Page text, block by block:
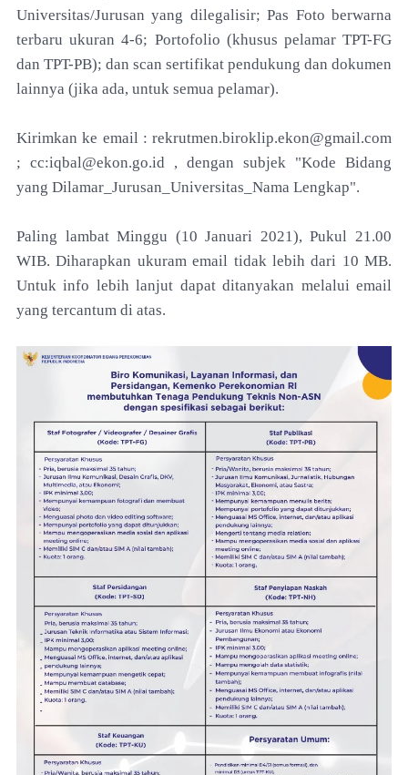
Universitas/Jurusan yang dilegalisir; Pas Foto berwarna
terbaru ukuran 4-6; Portofolio (khusus pelamar TPT-FG
dan TPT-PB); dan scan sertifikat pendukung dan dokumen
lainnya (jika ada, untuk semua pelamar).
Kirimkan ke email : rekrutmen.biroklip.ekon@gmail.com
; cc:iqbal@ekon.go.id , dengan subjek "Kode Bidang
yang Dilamar_Jurusan_Universitas_Nama Lengkap".
Paling lambat Minggu (10 Januari 2021), Pukul 21.00
WIB. Diharapkan ukuram email tidak lebih dari 10 MB.
Untuk info lebih lanjut dapat ditanyakan melalui email
yang tercantum di atas.